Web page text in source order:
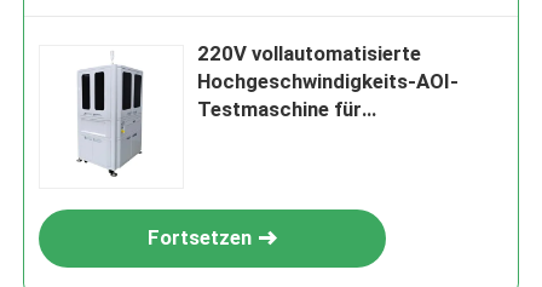
220V vollautomatisierte
Hochgeschwindigkeits-AOI-
Testmaschine für
Fortsetzen